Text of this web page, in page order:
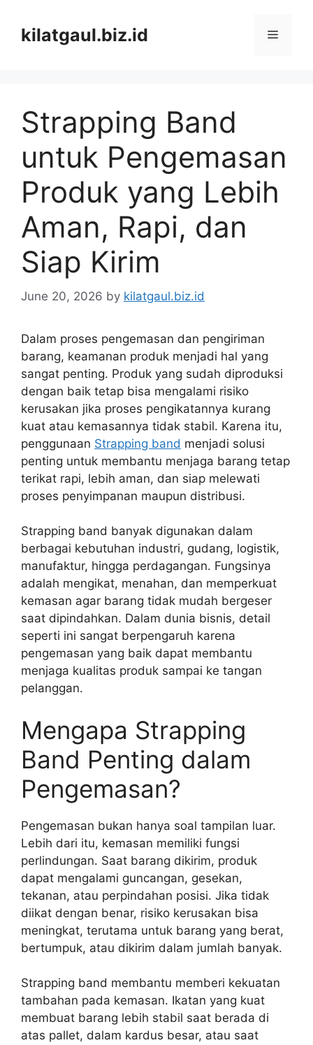
contentkilatgaul.biz.id Menu
Strapping Band
untuk Pengemasan
Produk yang Lebih
Aman, Rapi, dan
Siap Kirim
June 20, 2026 by kilatgaul.biz.id
Dalam proses pengemasan dan pengiriman
barang, keamanan produk menjadi hal yang
sangat penting. Produk yang sudah diproduksi
dengan baik tetap bisa mengalami risiko
kerusakan jika proses pengikatannya kurang
kuat atau kemasannya tidak stabil. Karena itu,
penggunaan Strapping band menjadi solusi
penting untuk membantu menjaga barang tetap
terikat rapi, lebih aman, dan siap melewati
proses penyimpanan maupun distribusi.
Strapping band banyak digunakan dalam
berbagai kebutuhan industri, gudang, logistik,
manufaktur, hingga perdagangan. Fungsinya
adalah mengikat, menahan, dan memperkuat
kemasan agar barang tidak mudah bergeser
saat dipindahkan. Dalam dunia bisnis, detail
seperti ini sangat berpengaruh karena
pengemasan yang baik dapat membantu
menjaga kualitas produk sampai ke tangan
pelanggan.
Mengapa Strapping
Band Penting dalam
Pengemasan?
Pengemasan bukan hanya soal tampilan luar.
Lebih dari itu, kemasan memiliki fungsi
perlindungan. Saat barang dikirim, produk
dapat mengalami guncangan, gesekan,
tekanan, atau perpindahan posisi. Jika tidak
diikat dengan benar, risiko kerusakan bisa
meningkat, terutama untuk barang yang berat,
bertumpuk, atau dikirim dalam jumlah banyak.
Strapping band membantu memberi kekuatan
tambahan pada kemasan. Ikatan yang kuat
membuat barang lebih stabil saat berada di
atas pallet, dalam kardus besar, atau saat